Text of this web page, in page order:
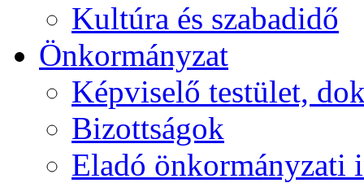
Kultúra és szabadidő
Önkormányzat
Képviselő testület,
Bizottságok
Eladó önkormányzati